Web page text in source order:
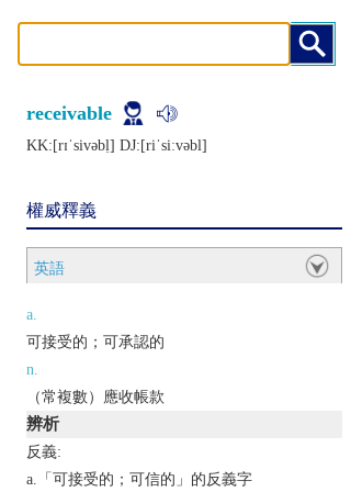
receivable
KK:[rɪˈsivǝbḷ] DJ:[riˈsiːvǝbl]
權威釋義
英語
a.
可接受的；可承認的
n.
（常複數）應收帳款
辨析
反義:
a.「可接受的；可信的」的反義字